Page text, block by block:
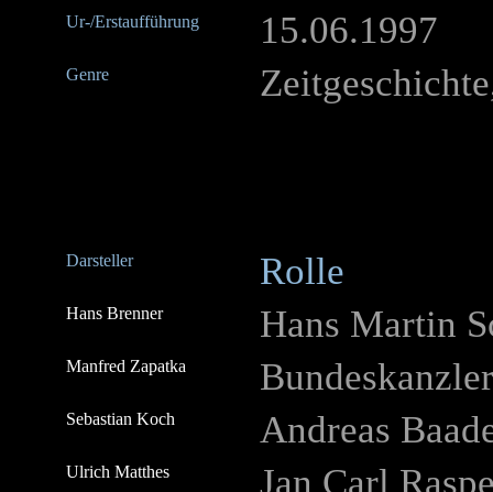
Ur-/Erstaufführung 15.06.1997
Genre
Darsteller Rolle
Hans Brenner Hans Martin
Manfred Zapatka
Sebastian Koch Andreas
Ulrich Matthes Jan Carl